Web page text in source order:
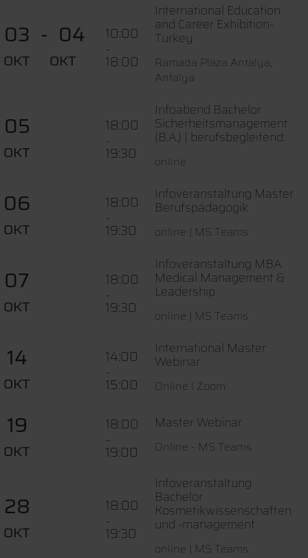
03
OKT
04
OKT
10:00
-
18:00
International Education
and Career Exhibition-
Turkey
Ramada Plaza Antalya,
Antalya
05
OKT
18:00
-
19:30
Infoabend Bachelor
Sicherheitsmanagement
(B.A.) | berufsbegleitend:
online
06
OKT
18:00
-
19:30
Infoveranstaltung Master
Berufspädagogik
online | MS Teams
07
OKT
18:00
-
19:30
Infoveranstaltung MBA
Medical Management &
Leadership
online | MS Teams
14
OKT
14:00
-
15:00
International Master
Webinar
Online l Zoom
19
OKT
18:00
-
19:00
Master Webinar
Online - MS Teams
28
OKT
18:00
-
19:30
Infoveranstaltung
Bachelor
Kosmetikwissenschaften
und -management
online | MS Teams